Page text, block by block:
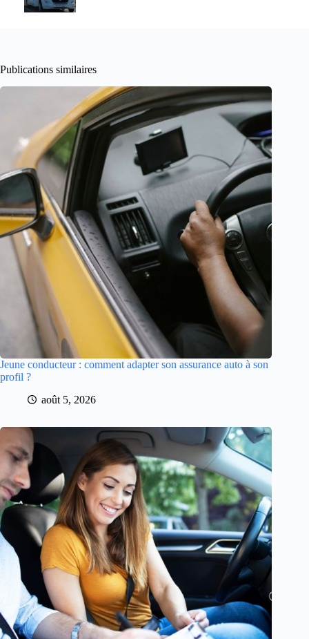
Publications similaires
Jeune conducteur : comment adapter son assurance auto à son
profil ?
août 5, 2026